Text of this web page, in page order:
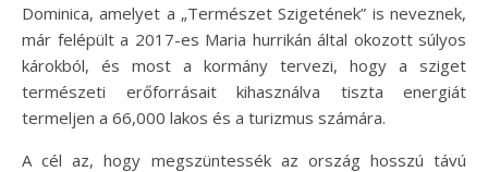
Dominica, amelyet a „Természet Szigetének” is neveznek,
már felépült a 2017-es Maria hurrikán által okozott súlyos
károkból, és most a kormány tervezi, hogy a sziget
természeti erőforrásait kihasználva tiszta energiát
termeljen a 66,000 lakos és a turizmus számára.
A cél az, hogy megszüntessék az ország hosszú távú